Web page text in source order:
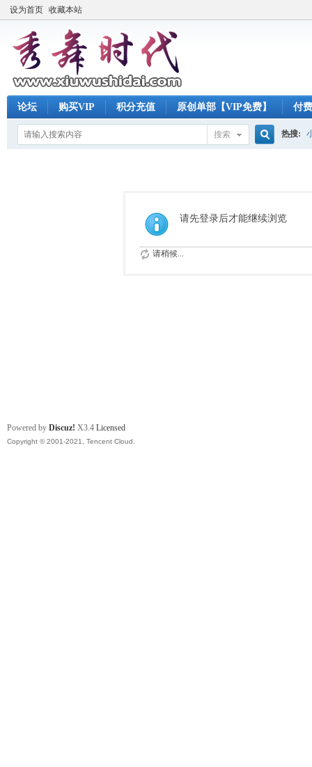
设为首页 收藏本站
论坛 购买VIP 积分充值 原创单部【VIP免费】 付
搜索
索
热搜:
请先登录后才能继续浏览
请稍候...
Powered by Discuz! X3.4 Licensed
Copyright © 2001-2021, Tencent Cloud.